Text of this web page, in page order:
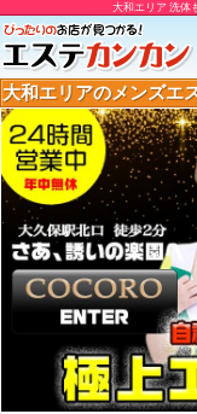
大和エリア 洗体
大和エリアのメンズエ